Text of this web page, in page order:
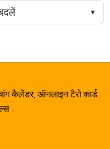
कैलेंडर, ऑनलाइन टैरो कार्ड